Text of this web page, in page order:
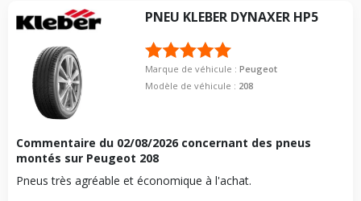
PNEU KLEBER DYNAXER HP5
Marque de véhicule : Peugeot
Modèle de véhicule : 208
Commentaire du 02/08/2026 concernant des pneus
montés sur Peugeot 208
Pneus très agréable et économique à l'achat.